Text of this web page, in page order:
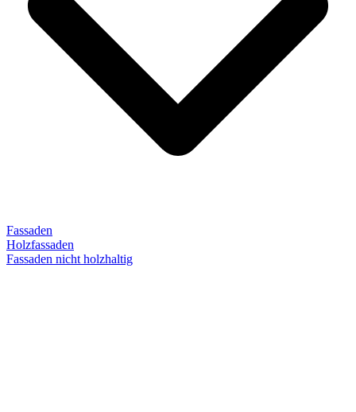
Fassaden
Holzfassaden
Fassaden nicht holzhaltig